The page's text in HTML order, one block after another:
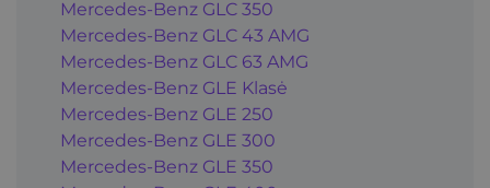
Mercedes-Benz GLC 350
Mercedes-Benz GLC 43 AMG
Mercedes-Benz GLC 63 AMG
Mercedes-Benz GLE Klasė
Mercedes-Benz GLE 250
Mercedes-Benz GLE 300
Mercedes-Benz GLE 350